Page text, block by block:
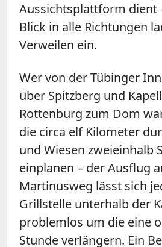
Aussichtsplattform dient
Blick in alle Richtungen
Verweilen ein.
Wer von der Tübinger
über Spitzberg und
Rottenburg zum Dom
die circa elf Kilometer
und Wiesen zweieinhalb
einplanen – der Ausflug
Martinusweg lässt sich
Grillstelle unterhalb der
problemlos um die eine
Stunde verlängern. Ein